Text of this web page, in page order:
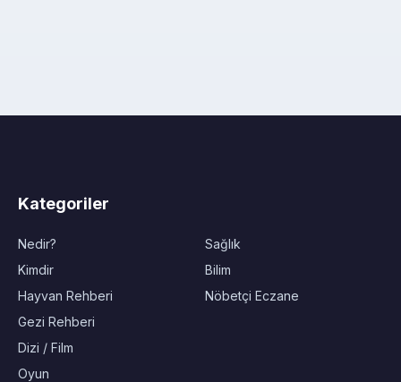
Kategoriler
Nedir?
Kimdir
Hayvan Rehberi
Gezi Rehberi
Dizi / Film
Oyun
Sağlık
Bilim
Nöbetçi Eczane